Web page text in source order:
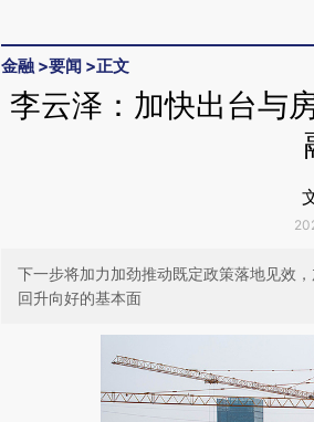
金融 >要闻 >正文
李云泽：加快出台与
下一步将加力加劲推动既定政策落地见效
回升向好的基本面